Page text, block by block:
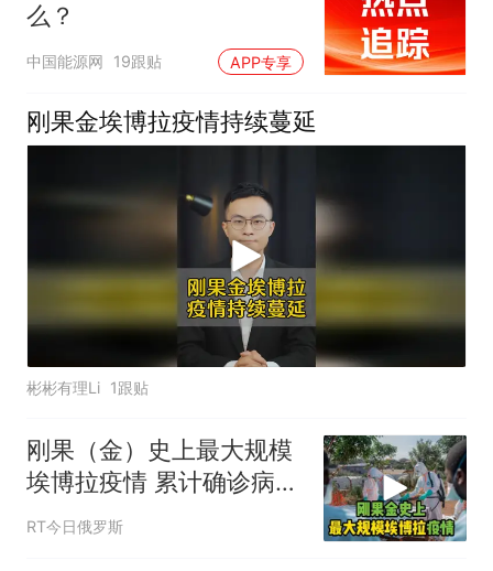
么？
中国能源网 19跟贴 APP专享
刚果金埃博拉疫情持续蔓延
彬彬有理Li 1跟贴
刚果（金）史上最大规模
埃博拉疫情 累计确诊病例
达3874例
RT今日俄罗斯